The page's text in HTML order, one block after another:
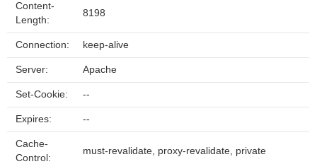
Content-
Length:
8198
Connection: keep-alive
Server: Apache
Set-Cookie: --
Expires: --
Cache-
Control:
must-revalidate, proxy-revalidate, private